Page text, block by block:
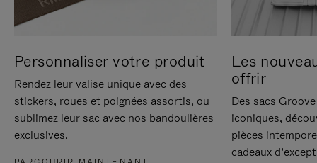
Personnaliser votre produit
Rendez leur valise unique avec des
stickers, roues et poignées assortis, ou
sublimez leur sac avec nos bandoulières
exclusives.
Les
offrir
Des sacs
iconiques,
pièces
cadeaux